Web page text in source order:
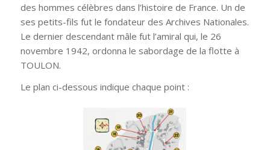
des hommes célèbres dans l’histoire de France. Un de
ses petits-fils fut le fondateur des Archives Nationales.
Le dernier descendant mâle fut l’amiral qui, le 26
novembre 1942, ordonna le sabordage de la flotte à
TOULON.
Le plan ci-dessous indique chaque point :